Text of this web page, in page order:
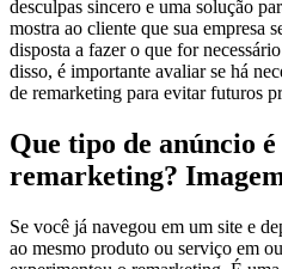
desculpas sincero e uma solução
mostra ao cliente que sua empresa
disposta a fazer o que for
disso, é importante avaliar se há
de remarketing para evitar futuros
Que tipo de anúncio
remarketing?
Se você já navegou em um site e
ao mesmo produto ou serviço em